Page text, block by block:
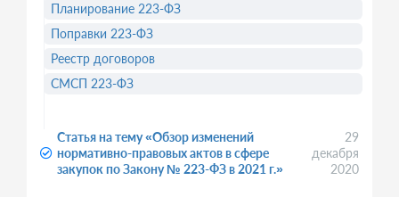
Статья на тему «Обзор изменений
нормативно-правовых актов в сфере
закупок по Закону № 223-ФЗ в 2021 г.»
29
декабря
2020
Планирование 223-ФЗ
Поправки 223-ФЗ
Реестр договоров
СМСП 223-ФЗ